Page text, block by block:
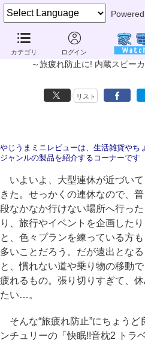
カテゴリ ログイン
やじうまミニ
センチュリー「快眠!!
～旅疲れ防止に! 内蔵スピー
リスト
やじうまミニレビューは、生活雑貨やち
ジャンルの製品を紹介するコーナーです
いよいよ、大型連休が近づいて
きた。せっかくの連休なので、普
段なかなか行けない場所へ行った
り、旅行やイベントを企画したり
と、色々プランを練っている方も
多いことだろう。だが遠出となる
と、慣れない道や乗り物の移動で
疲れるもの。張り切りすぎて、
たい…。
そんな“旅疲れ防止”にちょうど
ンチュリーの「快眠!!音枕2 トラ